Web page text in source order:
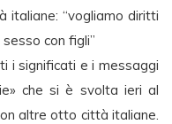
italiane: “vogliamo diritti
con figli”
i significati e i messaggi
che si è svolta ieri al
altre otto città italiane.